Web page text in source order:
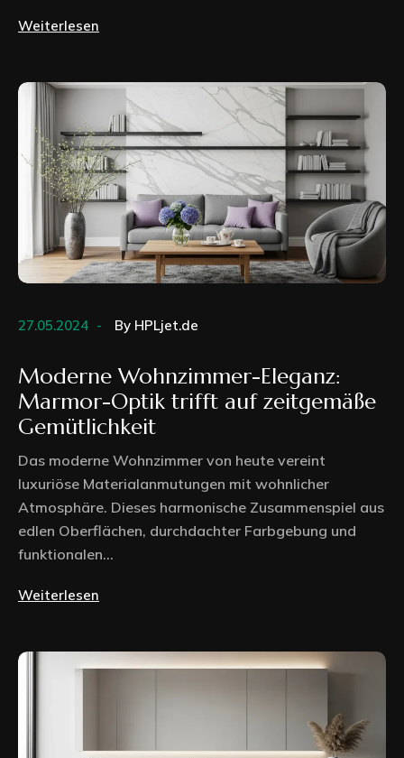
Weiterlesen
27.05.2024 By HPLjet.de
Moderne Wohnzimmer-Eleganz:
Marmor-Optik trifft auf zeitgemäße
Gemütlichkeit
Das moderne Wohnzimmer von heute vereint
luxuriöse Materialanmutungen mit wohnlicher
Atmosphäre. Dieses harmonische Zusammenspiel aus
edlen Oberflächen, durchdachter Farbgebung und
funktionalen...
Weiterlesen